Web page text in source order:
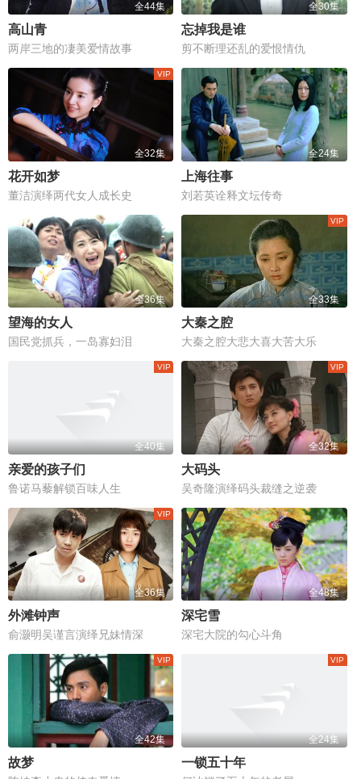
全44集
高山青
两岸三地的凄美爱情故事
全30集
忘掉我是谁
剪不断理还乱的爱恨情仇
全32集
花开如梦
董洁演绎两代女人成长史
全24集
上海往事
刘若英诠释文坛传奇
全36集
望海的女人
国民党抓兵，一岛寡妇泪
全33集
大秦之腔
大秦之腔大悲大喜大苦大乐
全40集
亲爱的孩子们
鲁诺马藜解锁百味人生
全32集
大码头
吴奇隆演绎码头裁缝之逆袭
全36集
外滩钟声
俞灏明吴谨言演绎兄妹情深
全48集
深宅雪
深宅大院的勾心斗角
全42集
故梦
全24集
一锁五十年